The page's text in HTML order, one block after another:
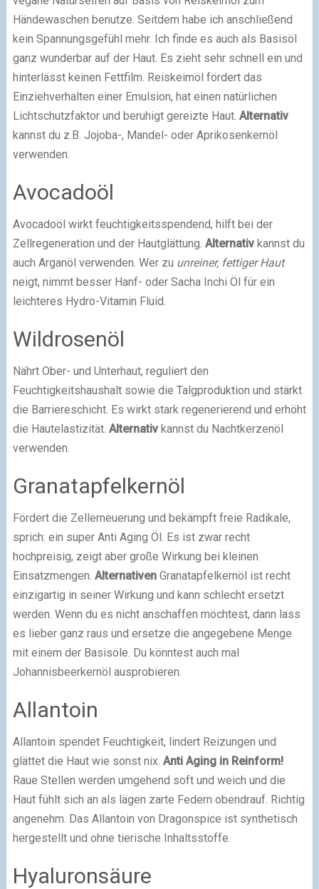
Händewaschen benutze. Seitdem habe ich anschließend
kein Spannungsgefühl mehr. Ich finde es auch als Basisöl
ganz wunderbar auf der Haut. Es zieht sehr schnell ein und
hinterlässt keinen Fettfilm. Reiskeimöl fördert das
Einziehverhalten einer Emulsion, hat einen natürlichen
Lichtschutzfaktor und beruhigt gereizte Haut. Alternativ
kannst du z.B. Jojoba-, Mandel- oder Aprikosenkernöl
verwenden.
Avocadoöl
Avocadoöl wirkt feuchtigkeitsspendend, hilft bei der
Zellregeneration und der Hautglättung. Alternativkannst du
auch Arganöl verwenden. Wer zu unreiner, fettiger Haut
neigt, nimmt besser Hanf- oder Sacha Inchi Öl für ein
leichteres Hydro-Vitamin Fluid.
Wildrosenöl
Nährt Ober- und Unterhaut, reguliert den
Feuchtigkeitshaushalt sowie die Talgproduktion und stärkt
die Barriereschicht. Es wirkt stark regenerierend und erhöht
die Hautelastizität. Alternativkannst du Nachtkerzenöl
verwenden.
Granatapfelkernöl
Fördert die Zellerneuerung und bekämpft freie Radikale,
sprich: ein super Anti Aging Öl. Es ist zwar recht
hochpreisig, zeigt aber große Wirkung bei kleinen
Einsatzmengen. AlternativenGranatapfelkernöl ist recht
einzigartig in seiner Wirkung und kann schlecht ersetzt
werden. Wenn du es nicht anschaffen möchtest, dann lass
es lieber ganz raus und ersetze die angegebene Menge
mit einem der Basisöle. Du könntest auch mal
Johannisbeerkernöl ausprobieren.
Allantoin
Allantoin spendet Feuchtigkeit, lindert Reizungen und
glättet die Haut wie sonst nix. Anti Aging in Reinform!
Raue Stellen werden umgehend soft und weich und die
Haut fühlt sich an als lägen zarte Federn obendrauf. Richtig
angenehm. Das Allantoin von Dragonspice ist synthetisch
hergestellt und ohne tierische Inhaltsstoffe.
Hyaluronsäure